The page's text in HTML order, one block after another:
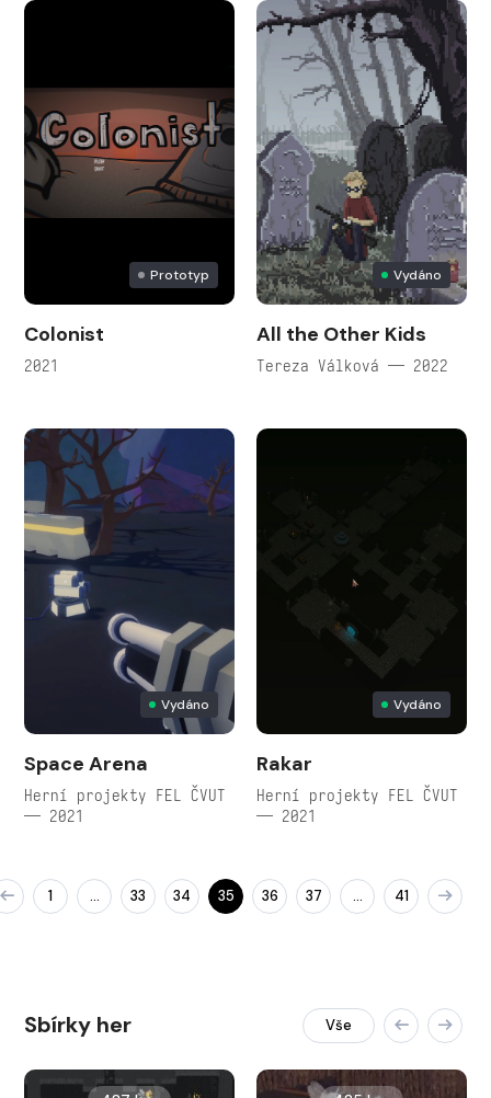
Prototyp
Colonist
2021
Vydáno
All the Other Kids
Tereza Válková — 2022
Vydáno
Space Arena
Herní projekty FEL ČVUT
— 2021
Vydáno
Rakar
Herní projekty FEL ČVUT
— 2021
1 … 33 34 35 36 37 … 41
Sbírky her Vše